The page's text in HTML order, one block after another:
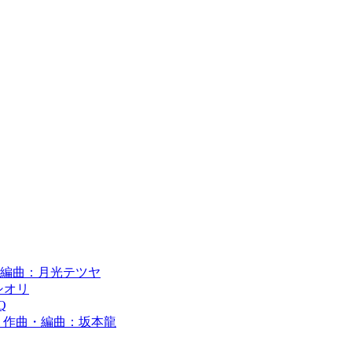
曲：月光テツヤ
リ
作曲・編曲：坂本龍